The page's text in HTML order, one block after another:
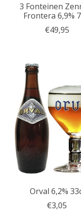
3 Fonteinen
Frontera 6,9%
€49,95
Orval 6,2%
€3,05